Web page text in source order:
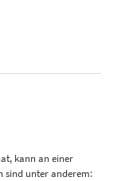
kann an einer
sind unter anderem: